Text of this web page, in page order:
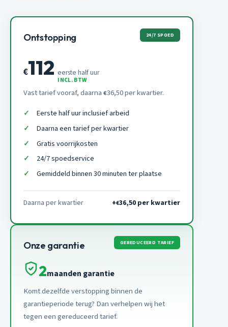
Ontstopping 24/7 SPOED
€112 eerste half uur
INCL. BTW
Vast tarief vooraf, daarna €36,50 per kwartier.
Eerste half uur inclusief arbeid
Daarna een tarief per kwartier
Gratis voorrijkosten
24/7 spoedservice
Gemiddeld binnen 30 minuten ter plaatse
Daarna per kwartier +€36,50 per kwartier
Onze garantie GEREDUCEERD TARIEF
2maanden garantie
Komt dezelfde verstopping binnen de
garantieperiode terug? Dan verhelpen wij het
tegen een gereduceerd tarief.